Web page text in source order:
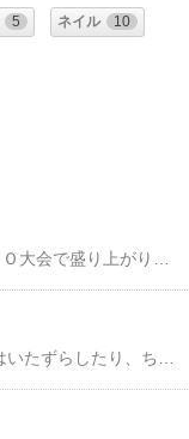
5 ネイル 10